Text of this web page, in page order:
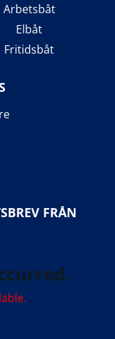
Arbetsbåt
Elbåt
Fritidsbåt
FRÅN